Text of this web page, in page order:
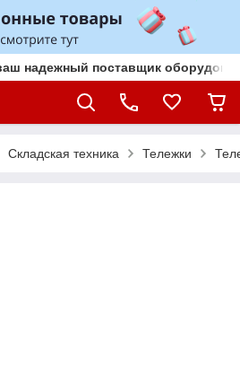
надежный поставщик
Складская техника Тележки